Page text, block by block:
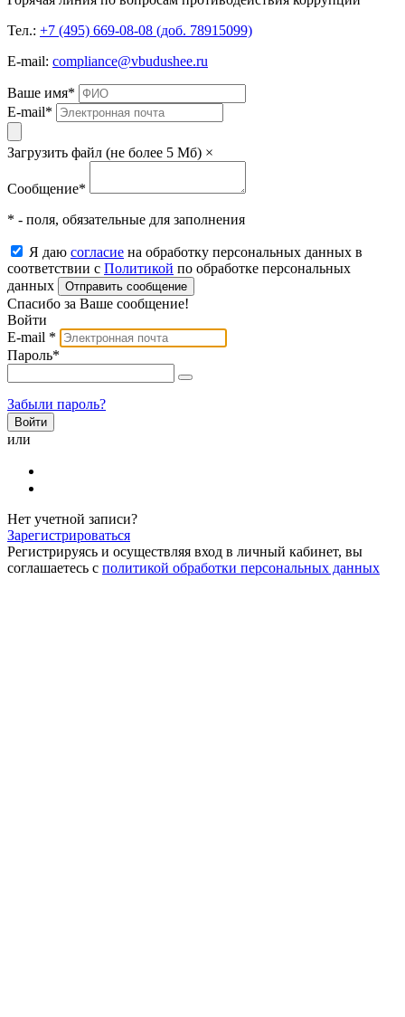
Тел.: +7 (495) 669-08-08 (доб. 78915099)
E-mail: compliance@vbudushee.ru
Ваше имя*
E-mail*
Загрузить файл (не более 5 Мб) ×
Сообщение*
* - поля, обязательные для заполнения
Я даю согласие на обработку персональных данных в
соответствии с Политикой по обработке персональных
данных
Отправить сообщение
Спасибо за Ваше сообщение!
Войти
E-mail *
Пароль*
Забыли пароль?
или
Нет учетной записи?
Зарегистрироваться
Регистрируясь и осуществляя вход в личный кабинет, вы
соглашаетесь с политикой обработки персональных данных